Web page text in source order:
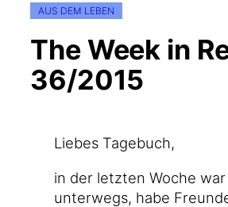
AUS DEM LEBEN
The Week in
36/2015
Lie­bes Tagebuch,
in der letz­ten Woche
unter­wegs, habe